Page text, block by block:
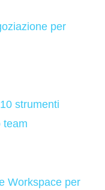
per
strumenti
team
Workspace per